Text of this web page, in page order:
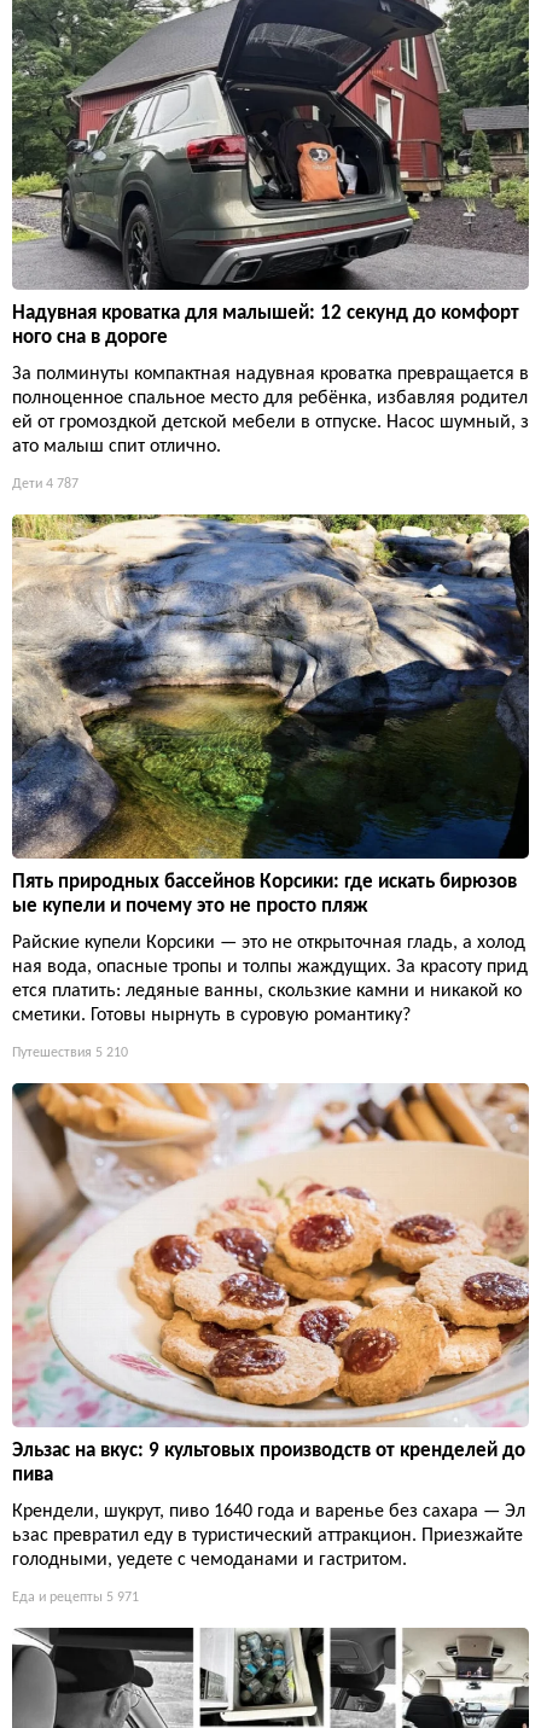
Надувная кроватка для малышей: 12 секунд до комфорт
ного сна в дороге
За полминуты компактная надувная кроватка превращается в
полноценное спальное место для ребёнка, избавляя родител
ей от громоздкой детской мебели в отпуске. Насос шумный, з
ато малыш спит отлично.
Дети 4 787
Пять природных бассейнов Корсики: где искать бирюзов
ые купели и почему это не просто пляж
Райские купели Корсики — это не открыточная гладь, а холод
ная вода, опасные тропы и толпы жаждущих. За красоту прид
ется платить: ледяные ванны, скользкие камни и никакой ко
сметики. Готовы нырнуть в суровую романтику?
Путешествия 5 210
Эльзас на вкус: 9 культовых производств от кренделей до
пива
Крендели, шукрут, пиво 1640 года и варенье без сахара — Эл
ьзас превратил еду в туристический аттракцион. Приезжайте
голодными, уедете с чемоданами и гастритом.
Еда и рецепты 5 971